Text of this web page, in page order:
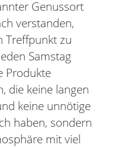
Genussort
verstanden,
Treffpunkt zu
Samstag
Produkte
die keine langen
keine unnötige
haben, sondern
mit viel